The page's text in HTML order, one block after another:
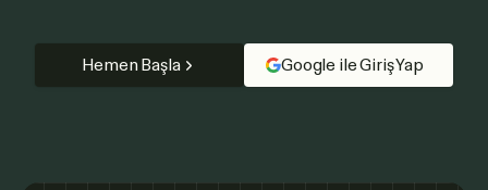
Hemen Başla Google ile Giriş Yap